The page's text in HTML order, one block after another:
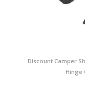
Discount Camper
Hinge